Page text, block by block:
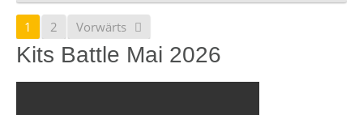
1 2 Vorwärts
Kits Battle Mai 2026